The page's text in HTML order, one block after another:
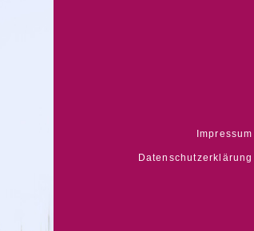
Impressum
Datenschutzerklärung